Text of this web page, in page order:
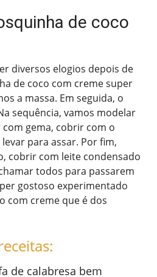
de coco
diversos elogios depois de
de coco com creme super
a massa. Em seguida, o
sequência, vamos modelar
gema, cobrir com o
para assar. Por fim,
cobrir com leite condensado
todos para passarem
gostoso experimentado
com creme que é dos
de calabresa bem